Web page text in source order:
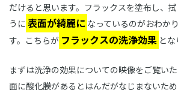
だけると思います。フラックスを塗布し、
うに 表面が綺麗に なっているのがおわか
す。こちらが フラックスの洗浄効果 とな
まずは洗浄の効果についての映像をご覧い
面に酸化膜があるとはんだがなじまないため